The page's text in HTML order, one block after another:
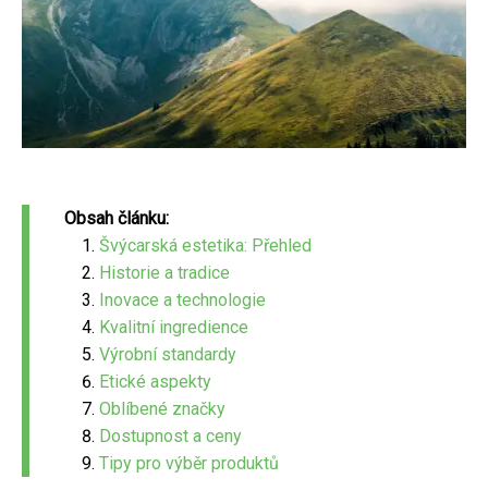
Obsah článku:
Švýcarská estetika: Přehled
Historie a tradice
Inovace a technologie
Kvalitní ingredience
Výrobní standardy
Etické aspekty
Oblíbené značky
Dostupnost a ceny
Tipy pro výběr produktů